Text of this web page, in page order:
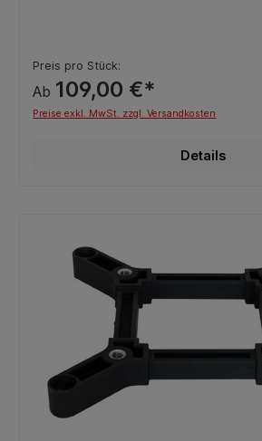
Preis pro Stück:
Ab 109,00 €*
Preise exkl. MwSt. zzgl. Versandkosten
Details